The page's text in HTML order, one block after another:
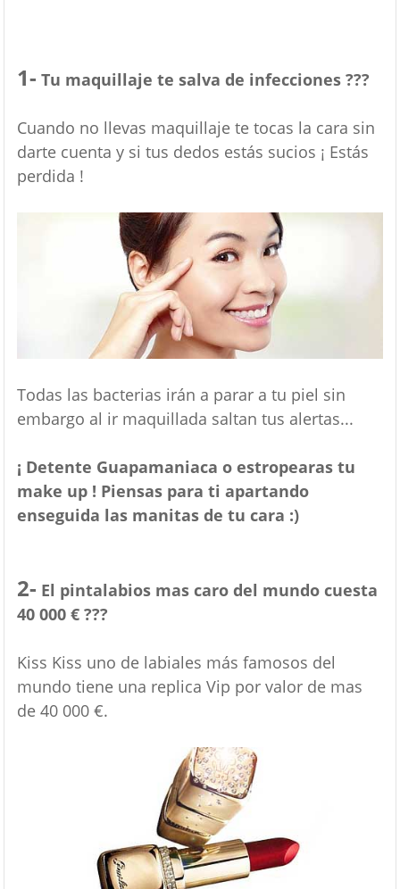
1- Tu maquillaje te salva de infecciones ???
Cuando no llevas maquillaje te tocas la cara sin
darte cuenta y si tus dedos estás sucios ¡ Estás
perdida !
Todas las bacterias irán a parar a tu piel sin
embargo al ir maquillada saltan tus alertas...
¡ Detente Guapamaniaca o estropearas tu
make up ! Piensas para ti apartando
enseguida las manitas de tu cara :)
2- El pintalabios mas caro del mundo cuesta
40 000 € ???
Kiss Kiss uno de labiales más famosos del
mundo tiene una replica Vip por valor de mas
de 40 000 €.